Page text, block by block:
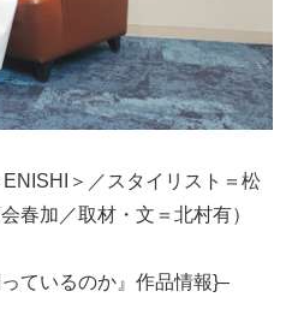
ENISHI＞／スタイリスト＝松
春加／取材・文＝北村有）
ているのか』作品情報}–